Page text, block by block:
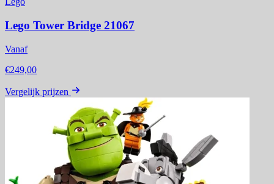
Lego Tower Bridge 21067
Vanaf
€249,00
Vergelijk prijzen